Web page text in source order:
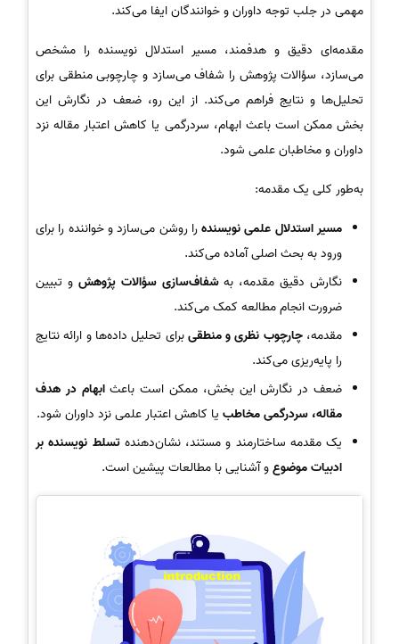
مهمی در جلب توجه داوران و خوانندگان ایفا می‌کند.
مقدمه‌ای دقیق و هدفمند، مسیر استدلال نویسنده را مشخص
می‌سازد، سؤالات پژوهش را شفاف می‌سازد و چارچوبی منطقی برای
تحلیل‌ها و نتایج فراهم می‌کند. از این رو، ضعف در نگارش این
بخش ممکن است باعث ابهام، سردرگمی یا کاهش اعتبار مقاله نزد
داوران و مخاطبان علمی شود.
به‌طور کلی یک مقدمه:
مسیر استدلال علمی نویسندهرا روشن می‌سازد و خواننده را برای
ورود به بحث اصلی آماده می‌کند.
نگارش دقیق مقدمه، بهشفاف‌سازی سؤالات پژوهش و تبیین
ضرورت انجام مطالعه کمک می‌کند.
مقدمه،چارچوب نظری و منطقیبرای تحلیل داده‌ها و ارائه نتایج
را پایه‌ریزی می‌کند.
ضعف در نگارش این بخش، ممکن است باعثابهام در هدف
مقاله، سردرگمی مخاطب یا کاهش اعتبار علمی نزد داوران شود.
یک مقدمه ساختارمند و مستند، نشان‌دهندهتسلط نویسنده بر
ادبیات موضوعو آشنایی با مطالعات پیشین است.